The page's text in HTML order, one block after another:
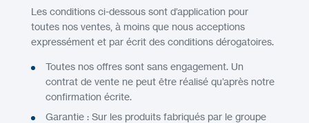
Les conditions ci-dessous sont d’application pour
toutes nos ventes, à moins que nous acceptions
expressément et par écrit des conditions dérogatoires.
Toutes nos offres sont sans engagement. Un
contrat de vente ne peut être réalisé qu’après notre
confirmation écrite.
Garantie : Sur les produits fabriqués par le groupe